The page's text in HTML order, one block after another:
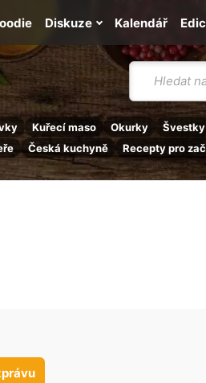
Vyhledávání
Kuřecí maso Okurky Švestky
Česká kuchyně Recepty pro
Kalendář
Diskuze